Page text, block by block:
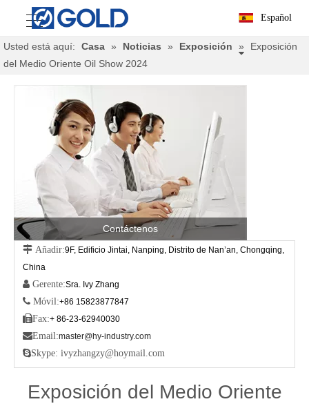
Español
Usted está aquí: Casa » Noticias » Exposición »
Exposición
del Medio Oriente Oil Show 2024
Contáctenos
 Añadir:9F, Edificio Jintai, Nanping, Distrito de Nan’an, Chongqing,
China
 Gerente:Sra. Ivy Zhang
 Móvil:+86 15823877847
Fax:+ 86-23-62940030
Email:master@hy-industry.com
Skype: ivyzhangzy@hoymail.com
Exposición del Medio Oriente